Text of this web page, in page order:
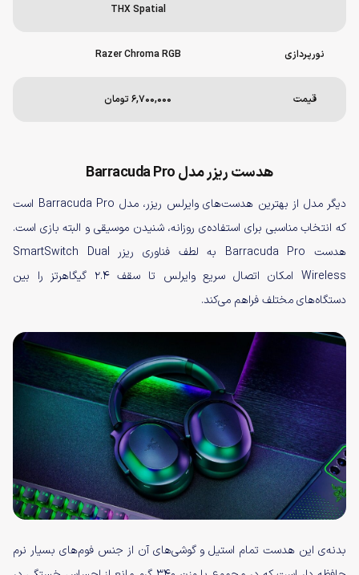
THX Spatial
نورپردازی Razer Chroma RGB
قیمت ۶,۷۰۰,۰۰۰ تومان
هدست ریزر مدل Barracuda Pro
دیگر مدل از بهترین هدست‌های وایرلس ریزر، مدل Barracuda Pro است
که انتخاب مناسبی برای استفاده‌ی روزانه، شنیدن موسیقی و البته بازی است.
هدست Barracuda Pro به لطف فناوری ریزر SmartSwitch Dual
Wireless امکان اتصال سریع وایرلس تا سقف ۲.۴ گیگاهرتز را بین
دستگاه‌های مختلف فراهم می‌کند.
بدنه‌ی این هدست تمام استیل و گوشی‌های آن از جنس فوم‌های بسیار نرم